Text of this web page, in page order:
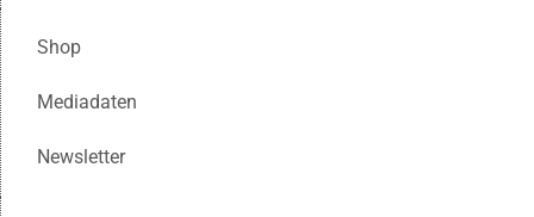
Shop
Mediadaten
Newsletter